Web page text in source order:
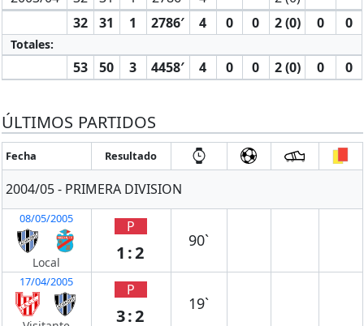
32
31 1 2786′ 4 0 0 2 (0) 0 0
Totales:
53 50 3 4458′ 4 0 0 2 (0) 0 0
ÚLTIMOS PARTIDOS
Fecha Resultado
2004/05 - PRIMERA DIVISION
08/05/2005
Local
P
1:2
90`
17/04/2005 P
3:2
19`